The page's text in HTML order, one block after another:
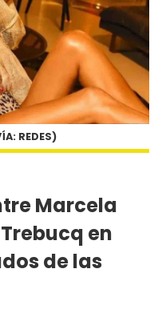
REDES)
Marcela
en
de las